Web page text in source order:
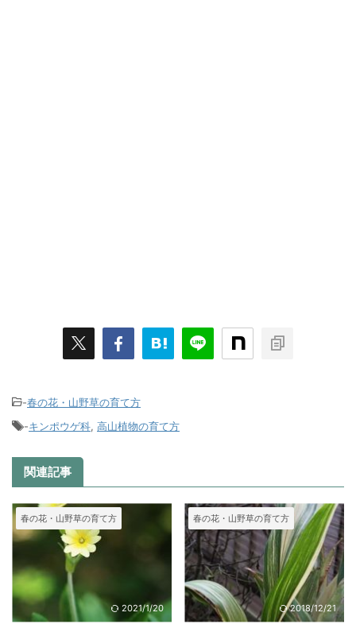
-春の花・山野草の育て方
-キンポウゲ科, 高山植物の育て方
関連記事
春の花・山野草の育て方
2021/1/20
春の花・山野草の育て方
2018/12/21